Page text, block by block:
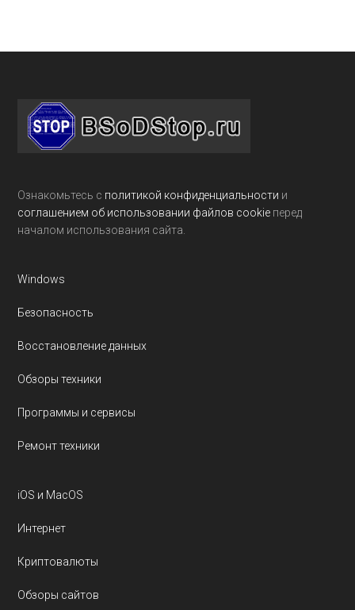
Footer
Ознакомьтесь с политикой конфиденциальности и
соглашением об использовании файлов cookie перед
началом использования сайта.
Windows
Безопасность
Восстановление данных
Обзоры техники
Программы и сервисы
Ремонт техники
iOS и MacOS
Интернет
Криптовалюты
Обзоры сайтов